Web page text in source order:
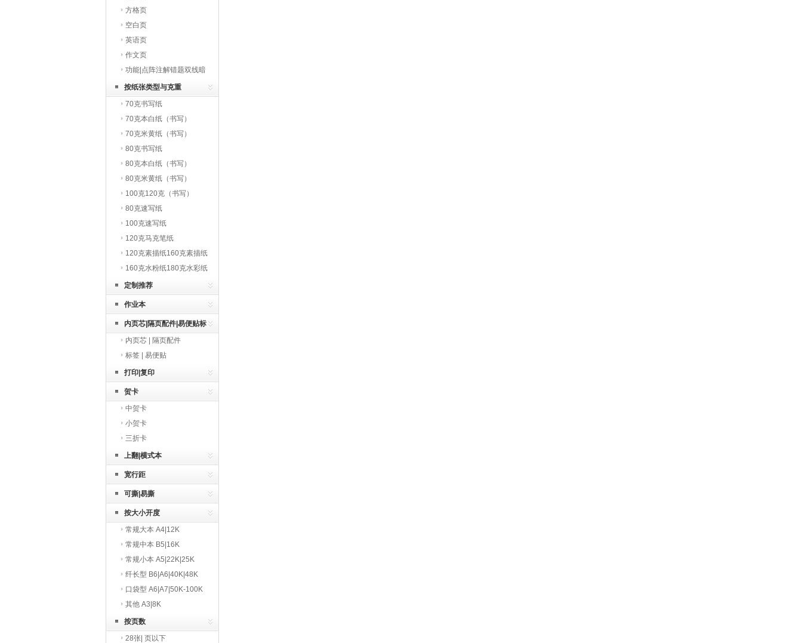
方格页
空白页
英语页
作文页
功能|点阵注解错题双线暗
线田字格米字格
按纸张类型与克重
70克书写纸
70克本白纸（书写）
70克米黄纸（书写）
80克书写纸
80克本白纸（书写）
80克米黄纸（书写）
100克120克（书写）
80克速写纸
100克速写纸
120克马克笔纸
120克素描纸160克素描纸
160克水粉纸180克水彩纸
定制推荐
作业本
内页芯|隔页配件|易便贴标
签
内页芯 | 隔页配件
标签 | 易便贴
打印|复印
贺卡
中贺卡
小贺卡
三折卡
上翻|横式本
宽行距
可撕|易撕
按大小开度
常规大本 A4|12K
常规中本 B5|16K
常规小本 A5|22K|25K
纤长型 B6|A6|40K|48K
口袋型 A6|A7|50K-100K
其他 A3|8K
按页数
28张| 页以下